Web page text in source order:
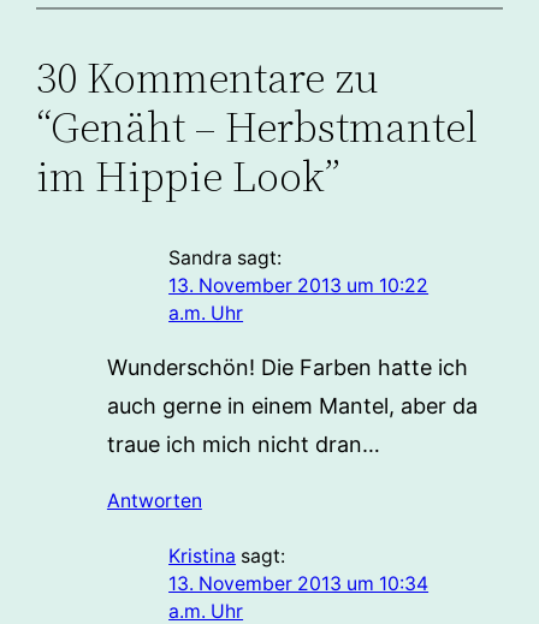
30 Kommentare zu
“Genäht – Herbstmantel
im Hippie Look”
Sandra sagt:
13. November 2013 um 10:22
a.m. Uhr
Wunderschön! Die Farben hatte ich
auch gerne in einem Mantel, aber da
traue ich mich nicht dran…
Antworten
Kristina sagt:
13. November 2013 um 10:34
a.m. Uhr